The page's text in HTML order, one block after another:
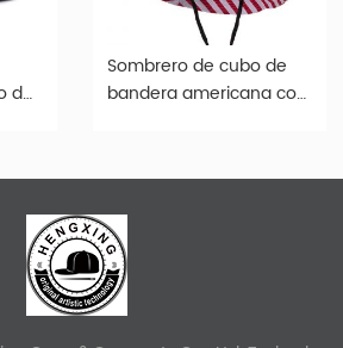
de
Sombrero de cubo de
bandera americana con